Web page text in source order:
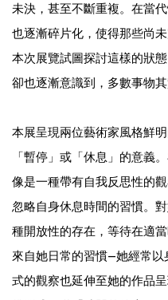
未決，甚至不斷重複。在當
也逐漸碎片化，使得那些尚
本次展覽試圖探討這樣的狀
卻也逐漸意識到，多數事物
本展呈現兩位藝術家風格鮮
「暫停」或「休息」的意義
像是一種帶有自我反思性的
忽略自身休息時間的習慣。
種開放性的存在，等待在適
來自她日常的習慣--她經常
式的觀察也延伸至她的作品